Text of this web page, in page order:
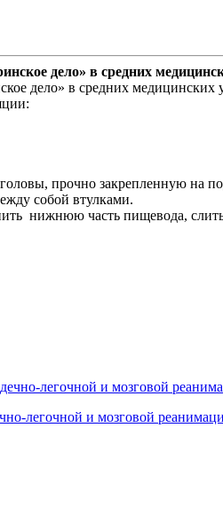
дело» в средних
дело» в средних медицинских
прочно закрепленную на
собой втулками.
нижнюю часть пищевода,
легочной и мозговой